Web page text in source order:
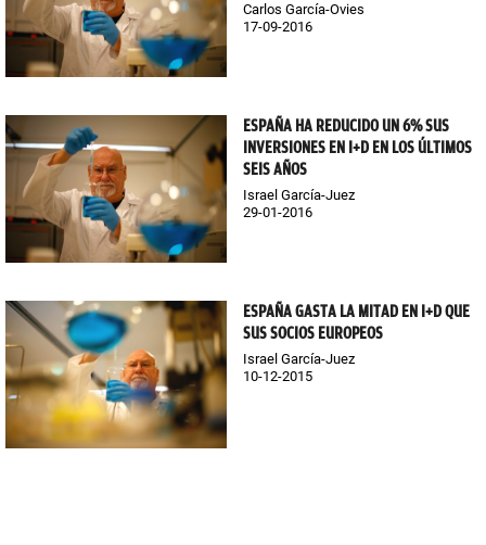
Carlos García-Ovies
17-09-2016
ESPAÑA HA REDUCIDO UN 6% SUS
INVERSIONES EN I+D EN LOS ÚLTIMOS
SEIS AÑOS
Israel García-Juez
29-01-2016
ESPAÑA GASTA LA MITAD EN I+D QUE
SUS SOCIOS EUROPEOS
Israel García-Juez
10-12-2015